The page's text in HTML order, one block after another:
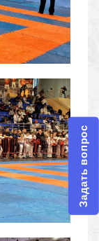
Задать вопрос